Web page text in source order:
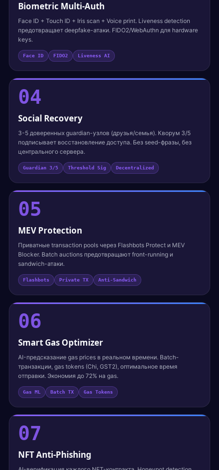
Biometric Multi-Auth
Face ID + Touch ID + Iris scan + Voice print. Liveness detection
предотвращает deepfake-атаки. FIDO2/WebAuthn для hardware
keys.
Face ID FIDO2 Liveness AI
04
Social Recovery
3-5 доверенных guardian-узлов (друзья/семья). Кворум 3/5
подписывает восстановление доступа. Без seed-фразы, без
центрального сервера.
Guardian 3/5 Threshold Sig Decentralized
05
MEV Protection
Приватные transaction pools через Flashbots Protect и MEV
Blocker. Batch auctions предотвращают front-running и
sandwich-атаки.
Flashbots Private TX Anti-Sandwich
06
Smart Gas Optimizer
AI-предсказание gas prices в реальном времени. Batch-
транзакции, gas tokens (Chi, GST2), оптимальное время
отправки. Экономия до 72% на gas.
Gas ML Batch TX Gas Tokens
07
NFT Anti-Phishing